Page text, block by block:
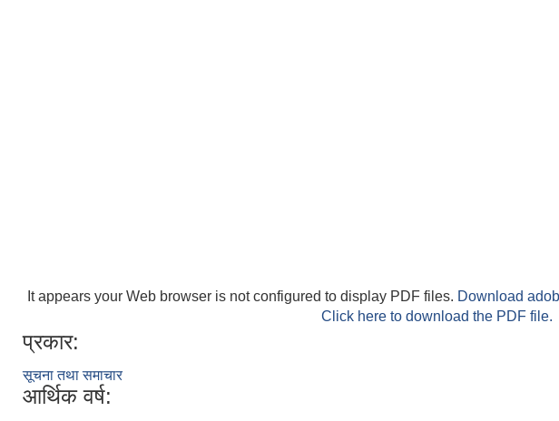
It appears your Web browser is not configured to display PDF files. Download
Click here to download the PDF file.
प्रकार:
सूचना तथा समाचार
आर्थिक वर्ष: